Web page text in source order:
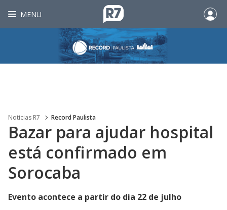
MENU
Noticias R7 Record Paulista
Bazar para ajudar hospital
está confirmado em
Sorocaba
Evento acontece a partir do dia 22 de julho